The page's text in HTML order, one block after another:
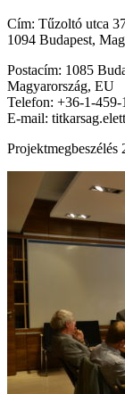
Cím: Tűzoltó utca
1094 Budapest,
Postacím: 1085
Magyarország, EU
Telefon: +36-1-459-
E-mail:
Projektmegbeszélés